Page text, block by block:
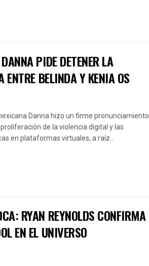
PIDE DETENER LA
BELINDA Y KENIA OS
Danna hizo un firme pronunciamiento
de la violencia digital y las
en plataformas virtuales, a raíz...
RYAN REYNOLDS CONFIRMA
EN EL UNIVERSO